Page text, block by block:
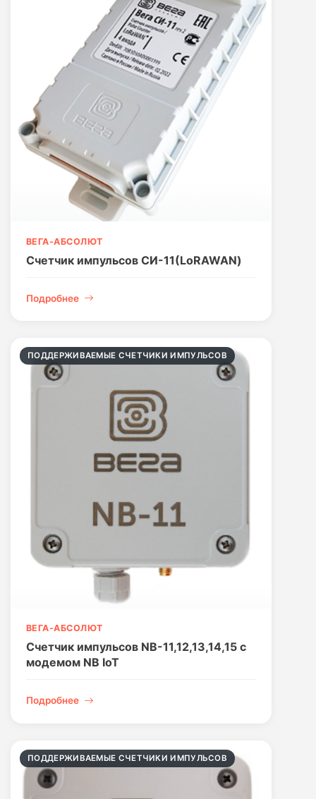
ВЕГА-АБСОЛЮТ
Счетчик импульсов СИ-11(LoRAWAN)
Подробнее
ПОДДЕРЖИВАЕМЫЕ СЧЕТЧИКИ ИМПУЛЬСОВ
ВЕГА-АБСОЛЮТ
Счетчик импульсов NB-11,12,13,14,15 c
модемом NB IoT
Подробнее
ПОДДЕРЖИВАЕМЫЕ СЧЕТЧИКИ ИМПУЛЬСОВ